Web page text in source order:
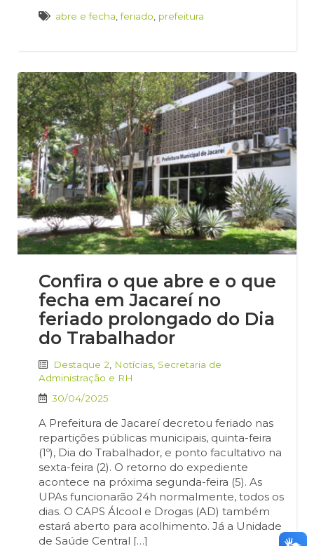
abre e fecha ,feriado prefeitura
Confira o que abre e o que
fecha em Jacareí no
feriado prolongado do Dia
do Trabalhador
Destaque 2 Notícias Secretaria de
Administração e RH
30/04/2025
A Prefeitura de Jacareí decretou feriado nas
repartições públicas municipais, quinta-feira
(1º), Dia do Trabalhador, e ponto facultativo na
sexta-feira (2). O retorno do expediente
acontece na próxima segunda-feira (5). As
UPAs funcionarão 24h normalmente, todos os
dias. O CAPS Álcool e Drogas (AD) também
estará aberto para acolhimento. Já a Unidade
de Saúde Central […]